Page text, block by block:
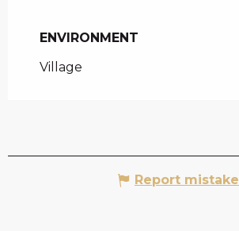
ENVIRONMENT
ENVIRONMENT
Village
Report mistake